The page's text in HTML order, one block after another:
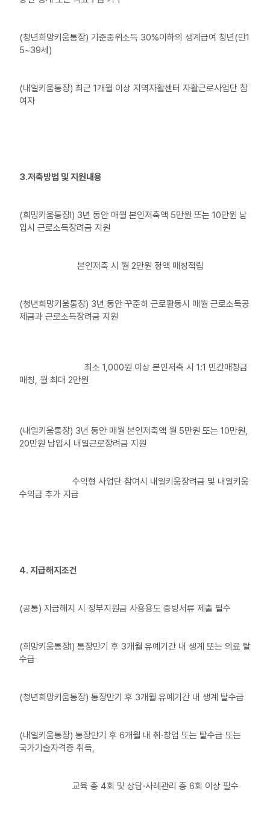
(청년희망키움통장) 기준중위소득 30%이하의 생계급여 청년(만1
5~39세)
(내일키움통장) 최근 1개월 이상 지역자활센터 자활근로사업단 참
여자
3.저축방법 및 지원내용
(희망키움통장Ⅰ) 3년 동안 매월 본인저축액 5만원 또는 10만원 납
입시 근로소득장려금 지원
본인저축 시 월 2만원 정액 매칭적립
(청년희망키움통장) 3년 동안 꾸준히 근로활동시 매월 근로소득공
제금과 근로소득장려금 지원
최소 1,000원 이상 본인저축 시 1:1 민간매칭금
매칭, 월 최대 2만원
(내일키움통장) 3년 동안 매월 본인저축액 월 5만원 또는 10만원,
20만원 납입시 내일근로장려금 지원
수익형 사업단 참여시 내일키움장려금 및 내일키움
수익금 추가 지급
4. 지급해지조건
(공통) 지급해지 시 정부지원금 사용용도 증빙서류 제출 필수
(희망키움통장Ⅰ) 통장만기 후 3개월 유예기간 내 생계 또는 의료 탈
수급
(청년희망키움통장) 통장만기 후 3개월 유예기간 내 생계 탈수급
(내일키움통장) 통장만기 후 6개월 내 취·창업 또는 탈수급 또는
국가기술자격증 취득,
교육 총 4회 및 상담·사례관리 총 6회 이상 필수